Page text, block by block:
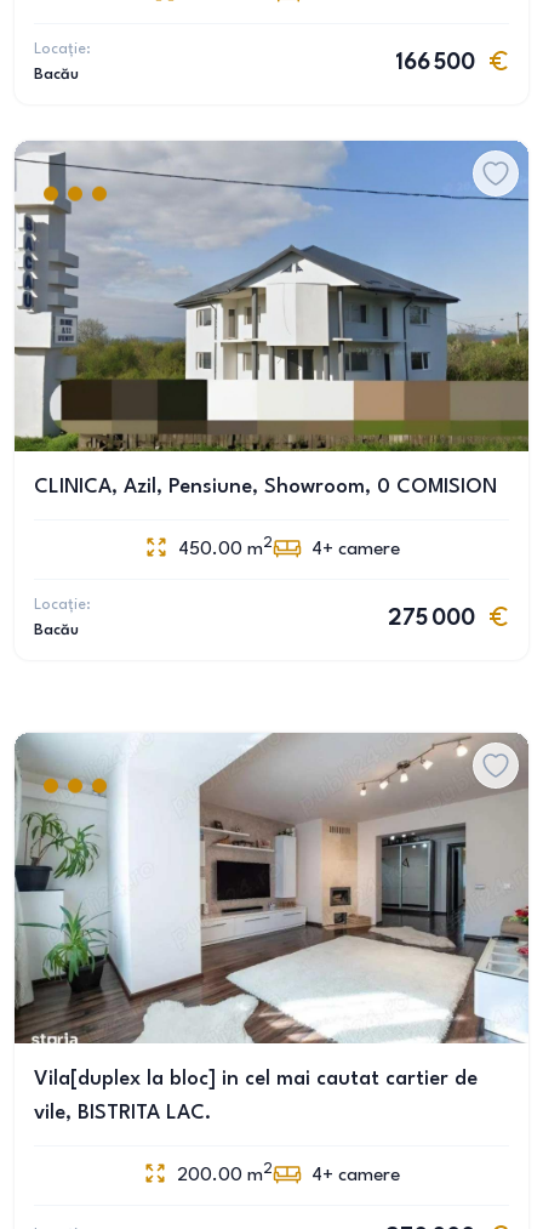
Locație:
Bacău
166 500
CLINICA, Azil, Pensiune, Showroom, 0 COMISION
450.00 m2 4+ camere
Locație:
Bacău
275 000
Vila[duplex la bloc] in cel mai cautat cartier de
vile, BISTRITA LAC.
200.00 m2 4+ camere